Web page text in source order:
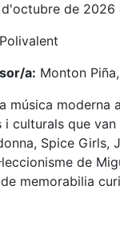
de 2026
Polivalent
a: Monton
música moderna
culturals que
Spice Girls,
de
memorabilia